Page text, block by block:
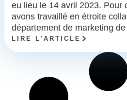
eu lieu le 14 avril 2023. Pour
avons travaillé en étroite
département de marketing de
LIRE L'ARTICLE